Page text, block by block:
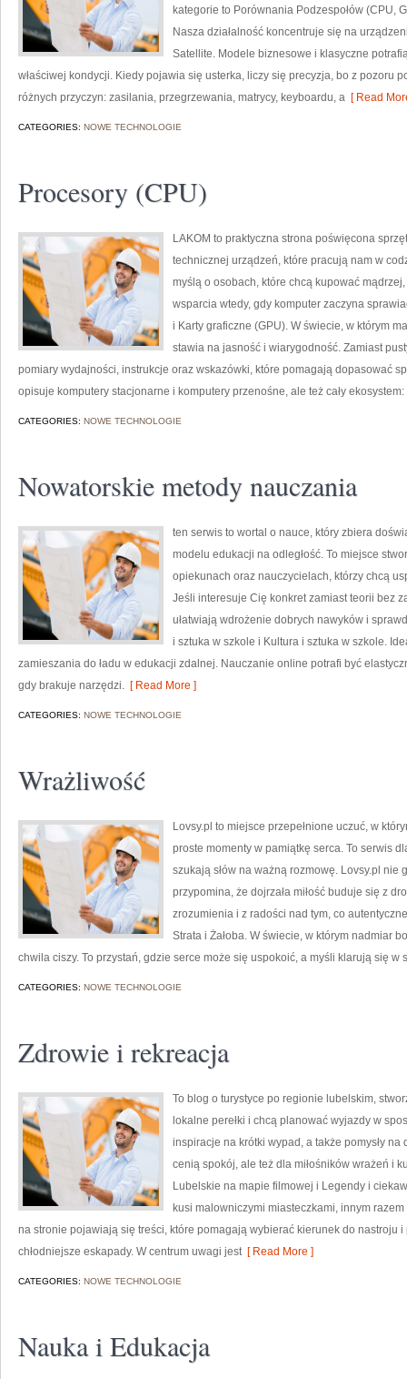
kategorie to Porównania Podzespołów (CPU,
Nasza działalność koncentruje się na
Satellite. Modele biznesowe i klasyczne
właściwej kondycji. Kiedy pojawia się usterka, liczy się precyzja, bo z pozoru
różnych przyczyn: zasilania, przegrzewania, matrycy, keyboardu, a [ Read
CATEGORIES: NOWE TECHNOLOGIE
Procesory (CPU)
LAKOM to praktyczna strona poświęcona
technicznej urządzeń, które pracują nam w
myślą o osobach, które chcą kupować
wsparcia wtedy, gdy komputer zaczyna
i Karty graficzne (GPU). W świecie, w którym
stawia na jasność i wiarygodność. Zamiast
pomiary wydajności, instrukcje oraz wskazówki, które pomagają dopasować
opisuje komputery stacjonarne i komputery przenośne, ale też cały
CATEGORIES: NOWE TECHNOLOGIE
Nowatorskie metody nauczania
ten serwis to wortal o nauce, który zbiera
modelu edukacji na odległość. To miejsce
opiekunach oraz nauczycielach, którzy chcą
Jeśli interesuje Cię konkret zamiast teorii bez
ułatwiają wdrożenie dobrych nawyków i
i sztuka w szkole i Kultura i sztuka w szkole.
zamieszania do ładu w edukacji zdalnej. Nauczanie online potrafi być
gdy brakuje narzędzi. [ Read More ]
CATEGORIES: NOWE TECHNOLOGIE
Wrażliwość
Lovsy.pl to miejsce przepełnione uczuć, w
proste momenty w pamiątkę serca. To serwis
szukają słów na ważną rozmowę. Lovsy.pl nie
przypomina, że dojrzała miłość buduje się z
zrozumienia i z radości nad tym, co
Strata i Żałoba. W świecie, w którym nadmiar
chwila ciszy. To przystań, gdzie serce może się uspokoić, a myśli klarują się w
CATEGORIES: NOWE TECHNOLOGIE
Zdrowie i rekreacja
To blog o turystyce po regionie lubelskim,
lokalne perełki i chcą planować wyjazdy w
inspiracje na krótki wypad, a także pomysły na
cenią spokój, ale też dla miłośników wrażeń i
Lubelskie na mapie filmowej i Legendy i
kusi malowniczymi miasteczkami, innym
na stronie pojawiają się treści, które pomagają wybierać kierunek do nastroju
chłodniejsze eskapady. W centrum uwagi jest[ Read More ]
CATEGORIES: NOWE TECHNOLOGIE
Nauka i Edukacja